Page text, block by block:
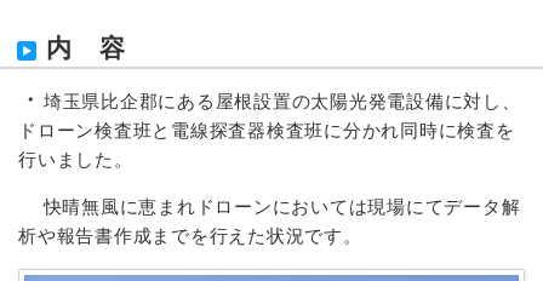
内 容
・ 埼玉県比企郡にある屋根設置の太陽光発電設備に対し、
ドローン検査班と電線探査器検査班に分かれ同時に検査を
行いました。
快晴無風に恵まれドローンにおいては現場にてデータ解
析や報告書作成までを行えた状況です。